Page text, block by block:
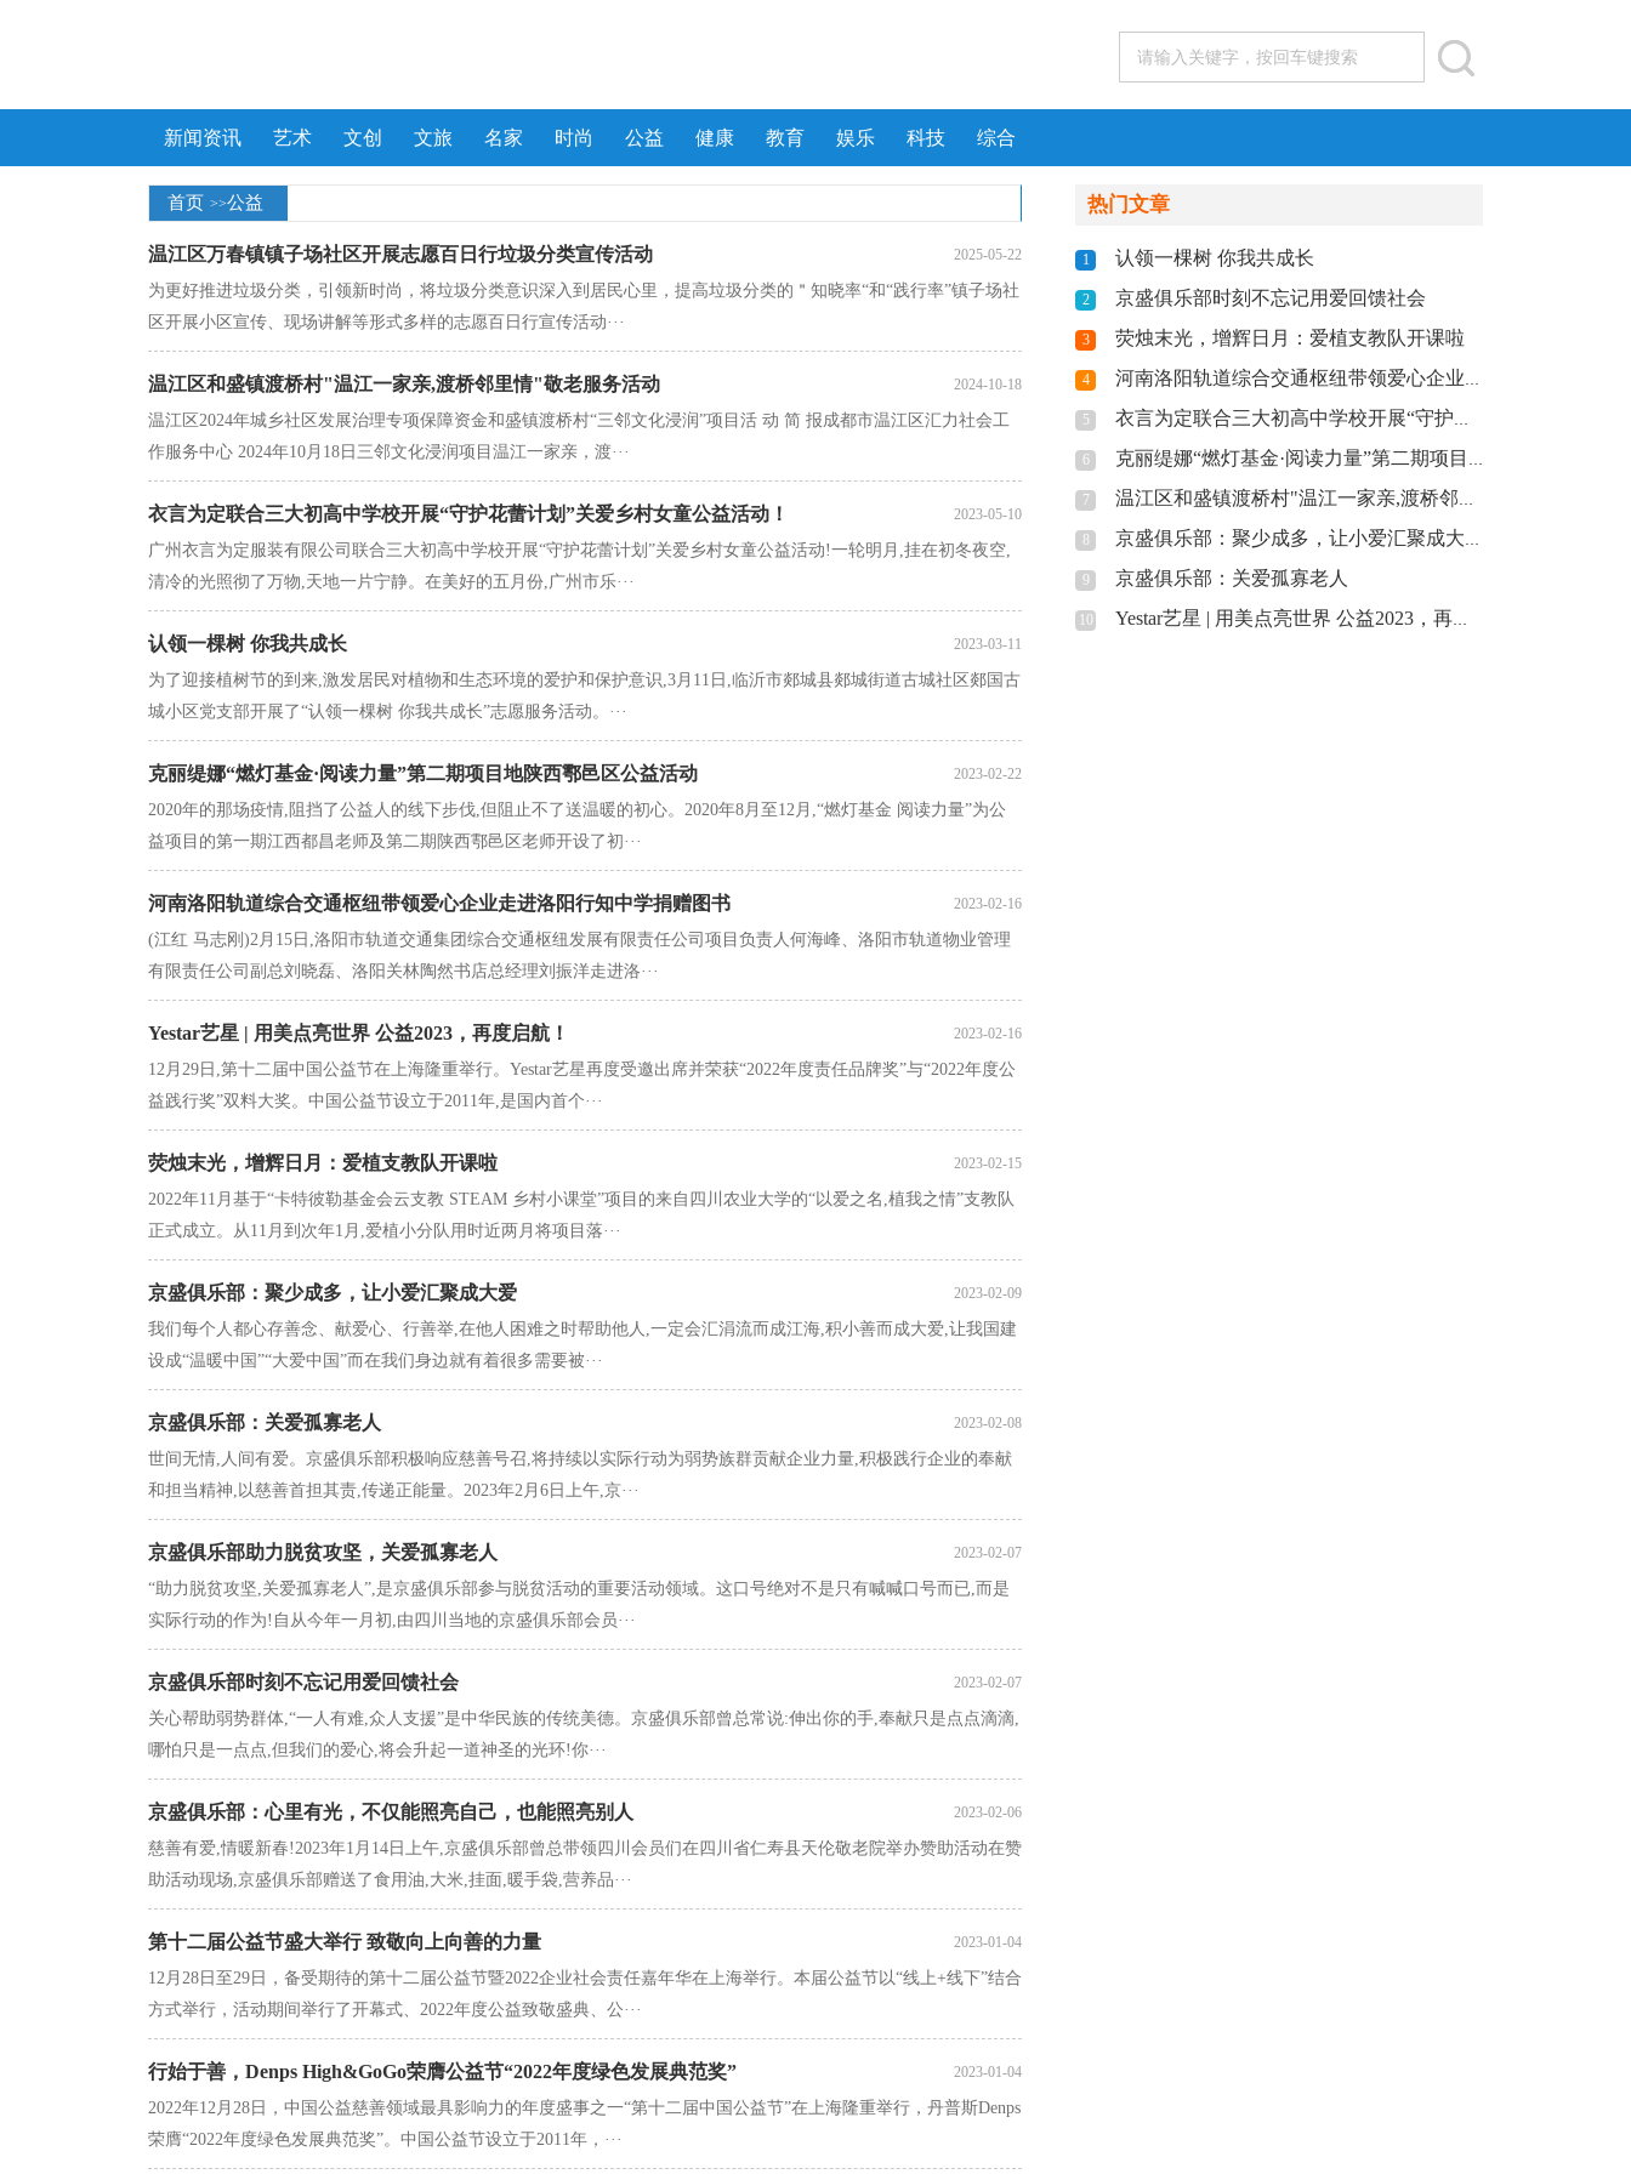
新闻资讯 艺术 文创 文旅 名家 时尚 公益 健康 教育 娱乐 科技 综合
首页 >>公益
2025-05-22
温江区万春镇镇子场社区开展志愿百日行垃圾分类宣传活动
为更好推进垃圾分类，引领新时尚，将垃圾分类意识深入到居民心里，提高垃圾分类的＂知晓率“和“践行率”镇子场社
区开展小区宣传、现场讲解等形式多样的志愿百日行宣传活动···
2024-10-18
温江区和盛镇渡桥村"温江一家亲,渡桥邻里情"敬老服务活动
温江区2024年城乡社区发展治理专项保障资金和盛镇渡桥村“三邻文化浸润”项目活 动 简 报成都市温江区汇力社会工
作服务中心 2024年10月18日三邻文化浸润项目温江一家亲，渡···
2023-05-10
衣言为定联合三大初高中学校开展“守护花蕾计划”关爱乡村女童公益活动！
广州衣言为定服装有限公司联合三大初高中学校开展“守护花蕾计划”关爱乡村女童公益活动!一轮明月,挂在初冬夜空,
清冷的光照彻了万物,天地一片宁静。在美好的五月份,广州市乐···
2023-03-11
认领一棵树 你我共成长
为了迎接植树节的到来,激发居民对植物和生态环境的爱护和保护意识,3月11日,临沂市郯城县郯城街道古城社区郯国古
城小区党支部开展了“认领一棵树 你我共成长”志愿服务活动。···
2023-02-22
克丽缇娜“燃灯基金·阅读力量”第二期项目地陕西鄠邑区公益活动
2020年的那场疫情,阻挡了公益人的线下步伐,但阻止不了送温暖的初心。2020年8月至12月,“燃灯基金 阅读力量”为公
益项目的第一期江西都昌老师及第二期陕西鄠邑区老师开设了初···
2023-02-16
河南洛阳轨道综合交通枢纽带领爱心企业走进洛阳行知中学捐赠图书
(江红 马志刚)2月15日,洛阳市轨道交通集团综合交通枢纽发展有限责任公司项目负责人何海峰、洛阳市轨道物业管理
有限责任公司副总刘晓磊、洛阳关林陶然书店总经理刘振洋走进洛···
2023-02-16
Yestar艺星 | 用美点亮世界 公益2023，再度启航！
12月29日,第十二届中国公益节在上海隆重举行。Yestar艺星再度受邀出席并荣获“2022年度责任品牌奖”与“2022年度公
益践行奖”双料大奖。中国公益节设立于2011年,是国内首个···
2023-02-15
荧烛末光，增辉日月：爱植支教队开课啦
2022年11月基于“卡特彼勒基金会云支教 STEAM 乡村小课堂”项目的来自四川农业大学的“以爱之名,植我之情”支教队
正式成立。从11月到次年1月,爱植小分队用时近两月将项目落···
2023-02-09
京盛俱乐部：聚少成多，让小爱汇聚成大爱
我们每个人都心存善念、献爱心、行善举,在他人困难之时帮助他人,一定会汇涓流而成江海,积小善而成大爱,让我国建
设成“温暖中国”“大爱中国”而在我们身边就有着很多需要被···
2023-02-08
京盛俱乐部：关爱孤寡老人
世间无情,人间有爱。京盛俱乐部积极响应慈善号召,将持续以实际行动为弱势族群贡献企业力量,积极践行企业的奉献
和担当精神,以慈善首担其责,传递正能量。2023年2月6日上午,京···
2023-02-07
京盛俱乐部助力脱贫攻坚，关爱孤寡老人
“助力脱贫攻坚,关爱孤寡老人”,是京盛俱乐部参与脱贫活动的重要活动领域。这口号绝对不是只有喊喊口号而已,而是
实际行动的作为!自从今年一月初,由四川当地的京盛俱乐部会员···
2023-02-07
京盛俱乐部时刻不忘记用爱回馈社会
关心帮助弱势群体,“一人有难,众人支援”是中华民族的传统美德。京盛俱乐部曾总常说:伸出你的手,奉献只是点点滴滴,
哪怕只是一点点,但我们的爱心,将会升起一道神圣的光环!你···
2023-02-06
京盛俱乐部：心里有光，不仅能照亮自己，也能照亮别人
慈善有爱,情暖新春!2023年1月14日上午,京盛俱乐部曾总带领四川会员们在四川省仁寿县天伦敬老院举办赞助活动在赞
助活动现场,京盛俱乐部赠送了食用油,大米,挂面,暖手袋,营养品···
2023-01-04
第十二届公益节盛大举行 致敬向上向善的力量
12月28日至29日，备受期待的第十二届公益节暨2022企业社会责任嘉年华在上海举行。本届公益节以“线上+线下”结合
方式举行，活动期间举行了开幕式、2022年度公益致敬盛典、公···
2023-01-04
行始于善，Denps High&GoGo荣膺公益节“2022年度绿色发展典范奖”
2022年12月28日，中国公益慈善领域最具影响力的年度盛事之一“第十二届中国公益节”在上海隆重举行，丹普斯Denps
荣膺“2022年度绿色发展典范奖”。中国公益节设立于2011年，···
热门文章
1 认领一棵树 你我共成长
2 京盛俱乐部时刻不忘记用爱回馈社会
3 荧烛末光，增辉日月：爱植支教队开课啦
4 河南洛阳轨道综合交通枢纽带领爱心企业走进洛阳行知中学捐赠图书
5 衣言为定联合三大初高中学校开展“守护花蕾计划”关爱乡村女童公益活动！
6 克丽缇娜“燃灯基金·阅读力量”第二期项目地陕西鄠邑区公益活动
7 温江区和盛镇渡桥村"温江一家亲,渡桥邻里情"敬老服务活动
8 京盛俱乐部：聚少成多，让小爱汇聚成大爱
9 京盛俱乐部：关爱孤寡老人
10 Yestar艺星 | 用美点亮世界 公益2023，再度启航！